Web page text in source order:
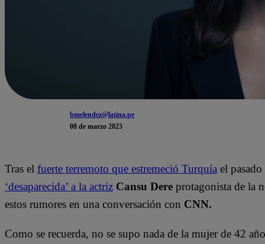
bmelendez@latina.pe
08 de marzo 2023
Tras el fuerte terremoto que estremeció Turquía el
‘desaparecida’ a la actriz Cansu Dere protagonista de la
estos rumores en una conversación con CNN.
Como se recuerda, no se supo nada de la mujer de 42